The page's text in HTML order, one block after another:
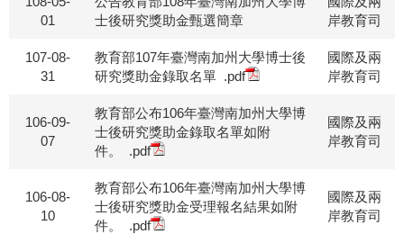
01
士後研究獎助金甄選簡章
岸教育司
107-08-
31
教育部107年臺灣南加州大學博士後
研究獎助金錄取名單 .pdf
國際及兩
岸教育司
106-09-
07
教育部公布106年臺灣南加州大學博
士後研究獎助金錄取名單如附
件。 .pdf
國際及兩
岸教育司
106-08-
10
教育部公布106年臺灣南加州大學博
士後研究獎助金受理報名結果如附
件。 .pdf
國際及兩
岸教育司